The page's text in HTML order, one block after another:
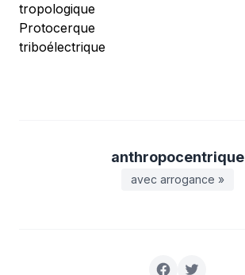
tropologique
Protocerque
triboélectrique
anthropocentrique
avec arrogance »